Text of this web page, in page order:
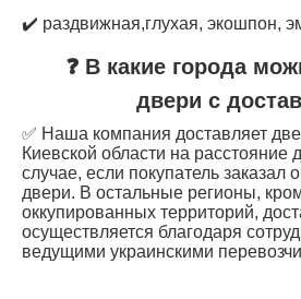
✔️ раздвижная,глухая, экошпон,
❓ В какие города
двери с
✅ Наша компания доставляет
Киевской области на расстояние
случае, если покупатель заказал
двери. В остальные регионы,
оккупированных территорий,
осуществляется благодаря
ведущими украинскими